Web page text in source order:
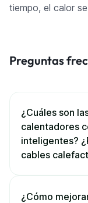
tiempo, el calor
Preguntas
¿Cuáles son
calentadores
inteligentes?
cables
¿Cómo